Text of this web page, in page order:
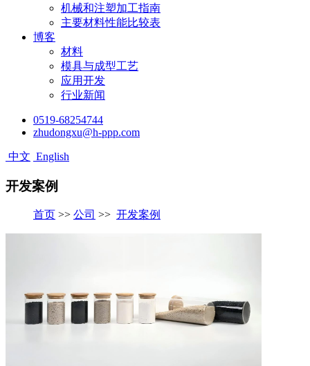
机械和注塑加工指南
主要材料性能比较表
博客
材料
模具与成型工艺
应用开发
行业新闻
0519-68254744
zhudongxu@h-ppp.com
中文 English
开发案例
首页 >> 公司 >> 开发案例